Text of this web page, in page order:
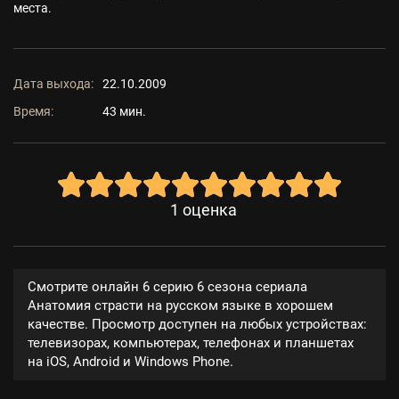
места.
Дата выхода:
22.10.2009
Время:
43 мин.
1 оценка
Смотрите онлайн 6 серию 6 сезона сериала
Анатомия страсти на русском языке в хорошем
качестве. Просмотр доступен на любых устройствах:
телевизорах, компьютерах, телефонах и планшетах
на iOS, Android и Windows Phone.